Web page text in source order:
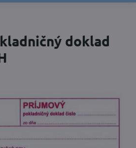
doklad